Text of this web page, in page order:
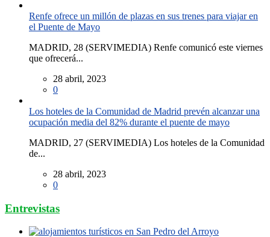
Renfe ofrece un millón de plazas en sus trenes para viajar en
el Puente de Mayo
MADRID, 28 (SERVIMEDIA) Renfe comunicó este viernes
que ofrecerá...
28 abril, 2023
0
Los hoteles de la Comunidad de Madrid prevén alcanzar una
ocupación media del 82% durante el puente de mayo
MADRID, 27 (SERVIMEDIA) Los hoteles de la Comunidad
de...
28 abril, 2023
0
Entrevistas